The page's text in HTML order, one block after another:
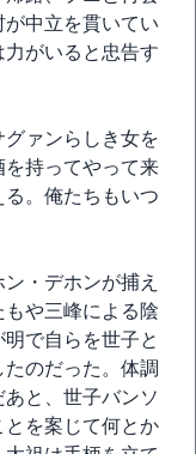
中立を貫いてい
がいると忠告す
ァンらしき女を
を持ってやって来
。俺たちもいつ
・デホンが捕え
や三峰による陰
で自らを世子と
のだった。体調
と、世子バンソ
とを案じて何とか